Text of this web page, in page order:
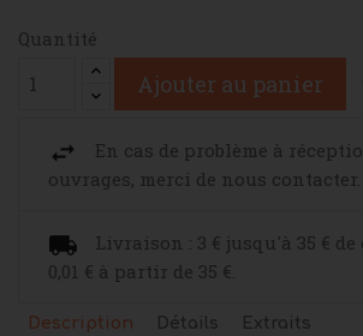
Quantité
Ajouter au panier
En cas de problème à
ouvrages, merci de nous contacter.
Livraison : 3 € jusqu'à 35 € de
0,01 € à partir de 35 €.
Description Détails Extraits